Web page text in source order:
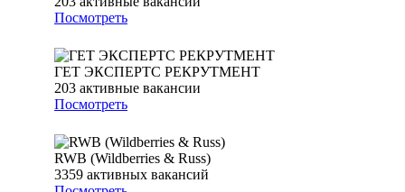
Посмотреть
ГЕТ ЭКСПЕРТС РЕКРУТМЕНТ
203 активные вакансии
Посмотреть
RWB (Wildberries & Russ)
3359 активных вакансий